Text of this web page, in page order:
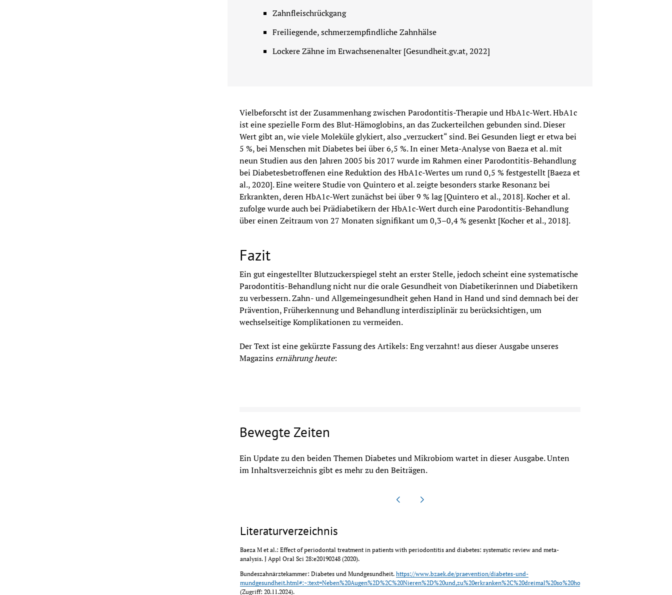
Zahnfleischrückgang
Freiliegende, schmerzempfindliche Zahnhälse
Lockere Zähne im Erwachsenenalter [Gesundheit.gv.at, 2022]
Vielbeforscht ist der Zusammenhang zwischen Parodontitis-Therapie und HbA1c-Wert. HbA1c
ist eine spezielle Form des Blut-Hämoglobins, an das Zuckerteilchen gebunden sind. Dieser
Wert gibt an, wie viele Moleküle glykiert, also „verzuckert“ sind. Bei Gesunden liegt er etwa bei
5 %, bei Menschen mit Diabetes bei über 6,5 %. In einer Meta-Analyse von Baeza et al. mit
neun Studien aus den Jahren 2005 bis 2017 wurde im Rahmen einer Parodontitis-Behandlung
bei Diabetesbetroffenen eine Reduktion des HbA1c-Wertes um rund 0,5 % festgestellt [Baeza et
al., 2020]. Eine weitere Studie von Quintero et al. zeigte besonders starke Resonanz bei
Erkrankten, deren HbA1c-Wert zunächst bei über 9 % lag [Quintero et al., 2018]. Kocher et al.
zufolge wurde auch bei Prädiabetikern der HbA1c-Wert durch eine Parodontitis-Behandlung
über einen Zeitraum von 27 Monaten signifikant um 0,3–0,4 % gesenkt [Kocher et al., 2018].
Fazit
Ein gut eingestellter Blutzuckerspiegel steht an erster Stelle, jedoch scheint eine systematische
Parodontitis-Behandlung nicht nur die orale Gesundheit von Diabetikerinnen und Diabetikern
zu verbessern. Zahn- und Allgemeingesundheit gehen Hand in Hand und sind demnach bei der
Prävention, Früherkennung und Behandlung interdisziplinär zu berücksichtigen, um
wechselseitige Komplikationen zu vermeiden.
Der Text ist eine gekürzte Fassung des Artikels: Eng verzahnt! aus dieser Ausgabe unseres
Magazins ernährung heute:
Bewegte Zeiten
Ein Update zu den beiden Themen Diabetes und Mikrobiom wartet in dieser Ausgabe. Unten
im Inhaltsverzeichnis gibt es mehr zu den Beiträgen.
Literaturverzeichnis
Baeza M et al.: Effect of periodontal treatment in patients with periodontitis and diabetes: systematic review and meta-
analysis. J Appl Oral Sci 28:e20190248 (2020).
Bundeszahnärztekammer: Diabetes und Mundgesundheit. https://www.bzaek.de/praevention/diabetes-und-
mundgesundheit.html#:~:text=Neben%20Augen%2D%2C%20Nieren%2D%20und,zu%20erkranken%2C%20dreimal%20so%20hoch
(Zugriff: 20.11.2024).